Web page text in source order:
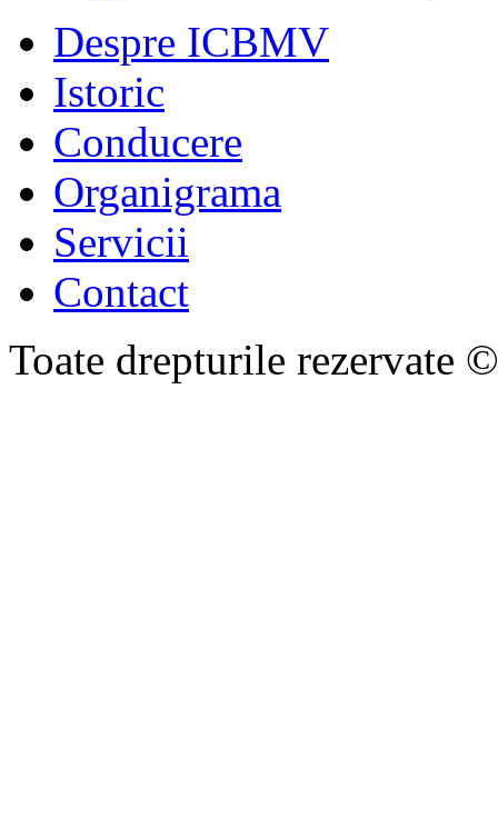
Despre ICBMV
Istoric
Conducere
Organigrama
Servicii
Contact
Toate drepturile rezervate